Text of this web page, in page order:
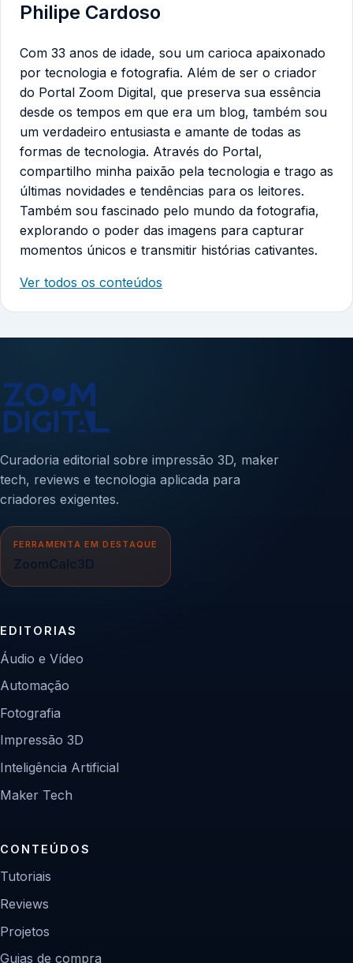
Philipe Cardoso
Com 33 anos de idade, sou um carioca apaixonado
por tecnologia e fotografia. Além de ser o criador
do Portal Zoom Digital, que preserva sua essência
desde os tempos em que era um blog, também sou
um verdadeiro entusiasta e amante de todas as
formas de tecnologia. Através do Portal,
compartilho minha paixão pela tecnologia e trago as
últimas novidades e tendências para os leitores.
Também sou fascinado pelo mundo da fotografia,
explorando o poder das imagens para capturar
momentos únicos e transmitir histórias cativantes.
Ver todos os conteúdos
Curadoria editorial sobre impressão 3D, maker
tech, reviews e tecnologia aplicada para
criadores exigentes.
FERRAMENTA EM DESTAQUE
ZoomCalc3D
EDITORIAS
Áudio e Vídeo
Automação
Fotografia
Impressão 3D
Inteligência Artificial
Maker Tech
CONTEÚDOS
Tutoriais
Reviews
Projetos
Guias de compra